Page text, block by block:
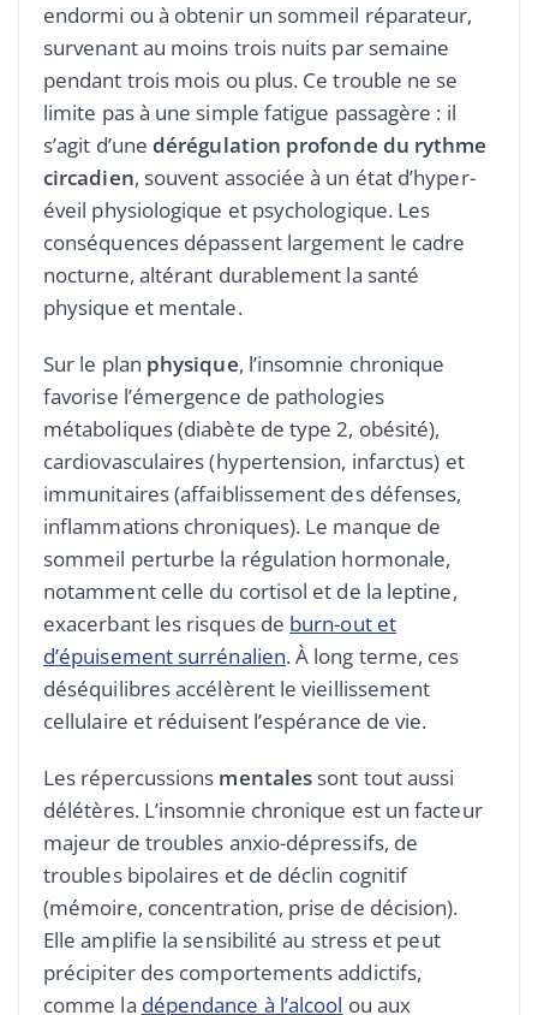
endormi ou à obtenir un sommeil réparateur,
survenant au moins trois nuits par semaine
pendant trois mois ou plus. Ce trouble ne se
limite pas à une simple fatigue passagère : il
s’agit d’unedérégulation profonde du rythme
circadien, souvent associée à un état d’hyper-
éveil physiologique et psychologique. Les
conséquences dépassent largement le cadre
nocturne, altérant durablement la santé
physique et mentale.
Sur le plan physique, l’insomnie chronique
favorise l’émergence de pathologies
métaboliques (diabète de type 2, obésité),
cardiovasculaires (hypertension, infarctus) et
immunitaires (affaiblissement des défenses,
inflammations chroniques). Le manque de
sommeil perturbe la régulation hormonale,
notamment celle du cortisol et de la leptine,
exacerbant les risques de burn-out et
d’épuisement surrénalien. À long terme, ces
déséquilibres accélèrent le vieillissement
cellulaire et réduisent l’espérance de vie.
Les répercussions mentales sont tout aussi
délétères. L’insomnie chronique est un facteur
majeur de troubles anxio-dépressifs, de
troubles bipolaires et de déclin cognitif
(mémoire, concentration, prise de décision).
Elle amplifie la sensibilité au stress et peut
précipiter des comportements addictifs,
comme la dépendance à l’alcool ou aux